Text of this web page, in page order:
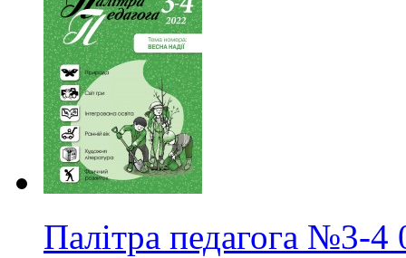
Палітра педагога №3-4